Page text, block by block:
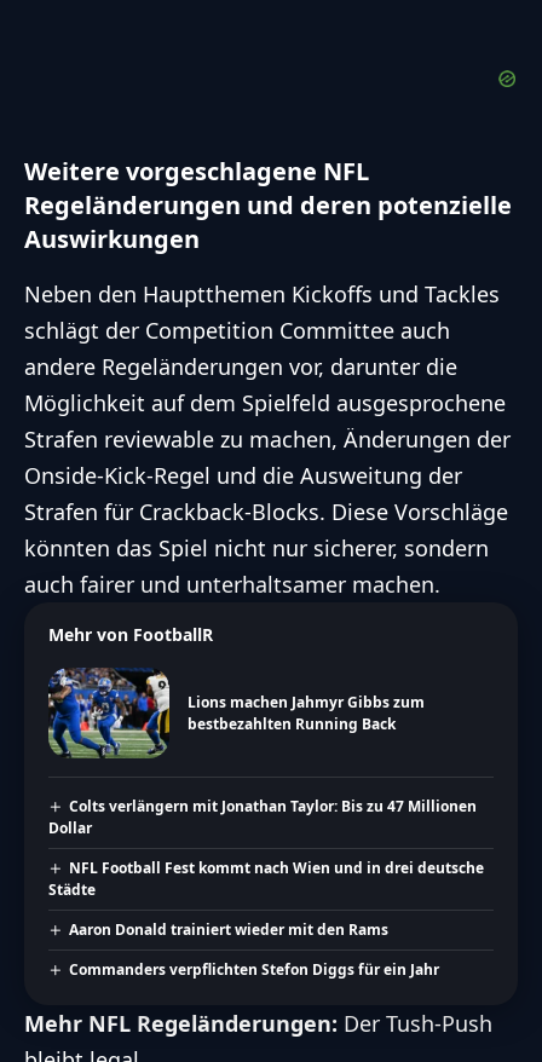
Weitere vorgeschlagene NFL
Regeländerungen und deren potenzielle
Auswirkungen
Neben den Hauptthemen Kickoffs und Tackles
schlägt der Competition Committee auch
andere Regeländerungen vor, darunter die
Möglichkeit auf dem Spielfeld ausgesprochene
Strafen reviewable zu machen, Änderungen der
Onside-Kick-Regel und die Ausweitung der
Strafen für Crackback-Blocks. Diese Vorschläge
könnten das Spiel nicht nur sicherer, sondern
auch fairer und unterhaltsamer machen.
Mehr von FootballR
Lions machen Jahmyr Gibbs zum
bestbezahlten Running Back
Colts verlängern mit Jonathan Taylor: Bis zu 47 Millionen
Dollar
NFL Football Fest kommt nach Wien und in drei deutsche
Städte
Aaron Donald trainiert wieder mit den Rams
Commanders verpflichten Stefon Diggs für ein Jahr
Mehr NFL Regeländerungen: Der Tush-Push